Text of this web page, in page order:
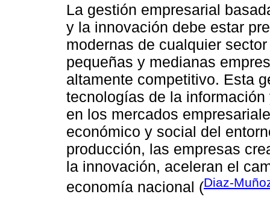
La gestión empresarial
y la innovación debe estar
modernas de cualquier
pequeñas y medianas
altamente competitivo. Esta
tecnologías de la
en los mercados
económico y social del
producción, las empresas
la innovación, aceleran el
economía nacional (Diaz-